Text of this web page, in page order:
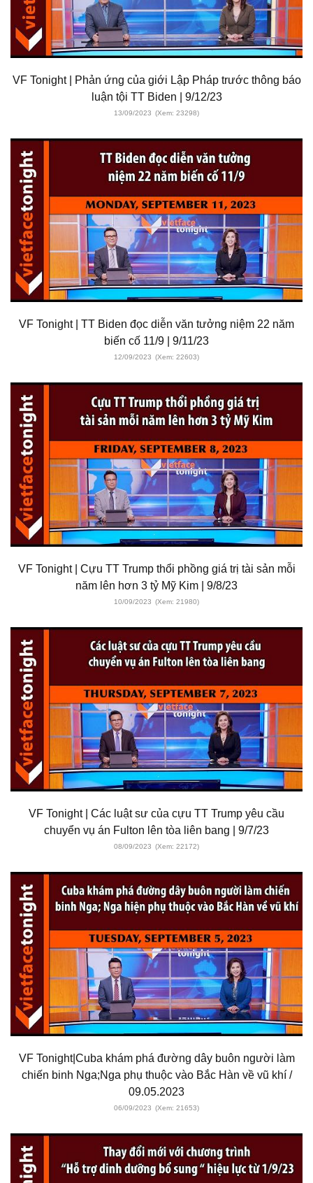
VF Tonight | Phản ứng của giới Lập Pháp trước thông báo
luận tội TT Biden | 9/12/23
13/09/2023 (Xem: 23298)
VF Tonight | TT Biden đọc diễn văn tưởng niệm 22 năm
biến cố 11/9 | 9/11/23
12/09/2023 (Xem: 22603)
VF Tonight | Cựu TT Trump thổi phồng giá trị tài sản mỗi
năm lên hơn 3 tỷ Mỹ Kim | 9/8/23
10/09/2023 (Xem: 21980)
VF Tonight | Các luật sư của cựu TT Trump yêu cầu
chuyển vụ án Fulton lên tòa liên bang | 9/7/23
08/09/2023 (Xem: 22172)
VF Tonight|Cuba khám phá đường dây buôn người làm
chiến binh Nga;Nga phụ thuộc vào Bắc Hàn về vũ khí /
09.05.2023
06/09/2023 (Xem: 21653)